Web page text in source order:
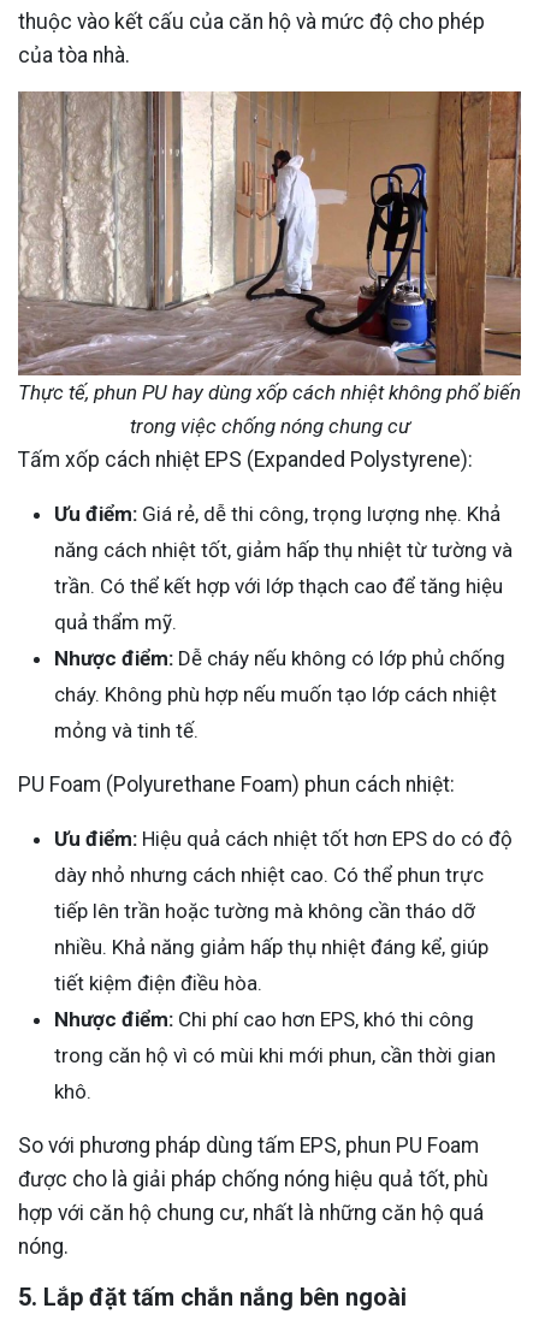
thuộc vào kết cấu của căn hộ và mức độ cho phép
của tòa nhà.
Thực tế, phun PU hay dùng xốp cách nhiệt không phổ biến
trong việc chống nóng chung cư
Tấm xốp cách nhiệt EPS (Expanded Polystyrene):
Ưu điểm: Giá rẻ, dễ thi công, trọng lượng nhẹ. Khả
năng cách nhiệt tốt, giảm hấp thụ nhiệt từ tường và
trần. Có thể kết hợp với lớp thạch cao để tăng hiệu
quả thẩm mỹ.
Nhược điểm: Dễ cháy nếu không có lớp phủ chống
cháy. Không phù hợp nếu muốn tạo lớp cách nhiệt
mỏng và tinh tế.
PU Foam (Polyurethane Foam) phun cách nhiệt:
Ưu điểm: Hiệu quả cách nhiệt tốt hơn EPS do có độ
dày nhỏ nhưng cách nhiệt cao. Có thể phun trực
tiếp lên trần hoặc tường mà không cần tháo dỡ
nhiều. Khả năng giảm hấp thụ nhiệt đáng kể, giúp
tiết kiệm điện điều hòa.
Nhược điểm: Chi phí cao hơn EPS, khó thi công
trong căn hộ vì có mùi khi mới phun, cần thời gian
khô.
So với phương pháp dùng tấm EPS, phun PU Foam
được cho là giải pháp chống nóng hiệu quả tốt, phù
hợp với căn hộ chung cư, nhất là những căn hộ quá
nóng.
5. Lắp đặt tấm chắn nắng bên ngoài